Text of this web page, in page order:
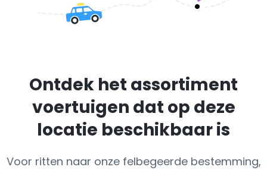
Ontdek het assortiment
voertuigen dat op deze
locatie beschikbaar is
Voor ritten naar onze felbegeerde bestemming,